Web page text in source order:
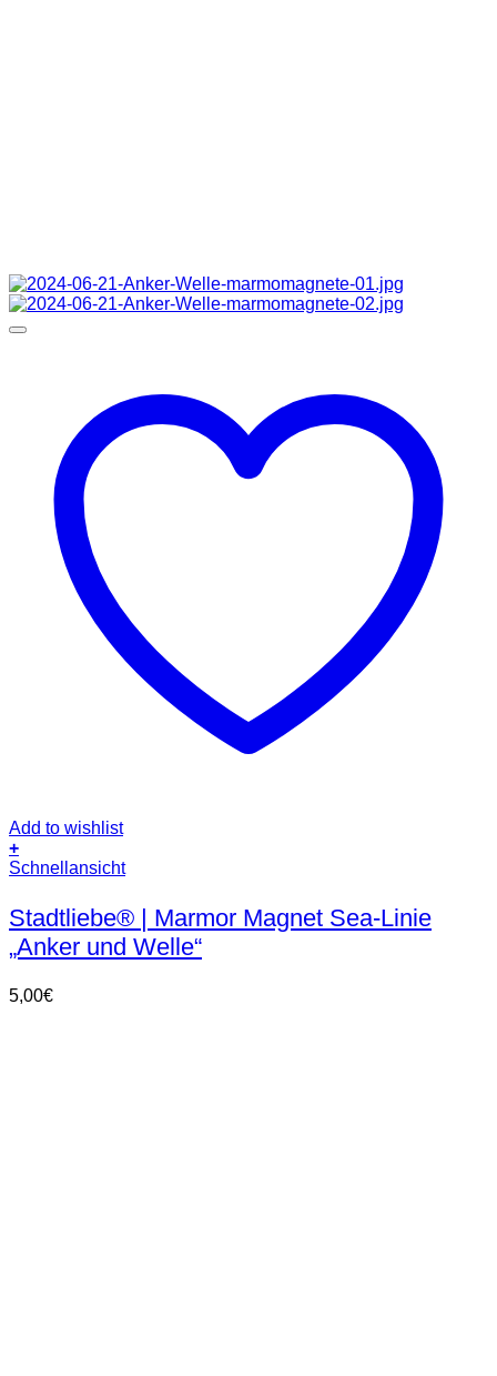
Add to wishlist
+
Schnellansicht
Stadtliebe® | Marmor Magnet Sea-Linie
„Anker und Welle“
5,00€